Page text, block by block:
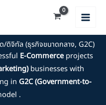
จิทัล (ธุรกิจขนาดกลาง, G2C)
E-Commerce projects
businesses with
in G2C (Government-to-
.